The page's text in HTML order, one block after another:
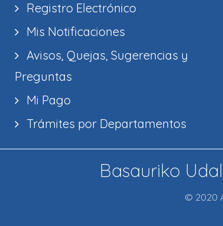
Registro Electrónico
Mis Notificaciones
Avisos, Quejas, Sugerencias y
Preguntas
Mi Pago
Trámites por Departamentos
Basauriko
© 2020